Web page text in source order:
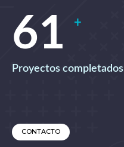
67 +
Proyectos completados
CONTACTO